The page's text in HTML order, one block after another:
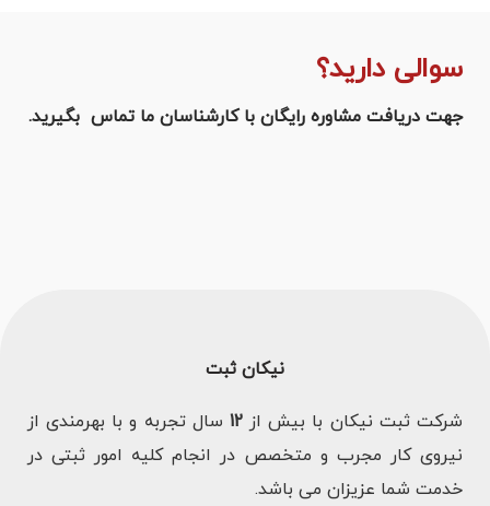
سوالی دارید؟
جهت دریافت مشاوره رایگان با کارشناسان ما تماس بگیرید.
نیکان ثبت
شرکت ثبت نیکان با بیش از 12 سال تجربه و با بهرمندی از
نیروی کار مجرب و متخصص در انجام کلیه امور ثبتی در
خدمت شما عزیزان می باشد.